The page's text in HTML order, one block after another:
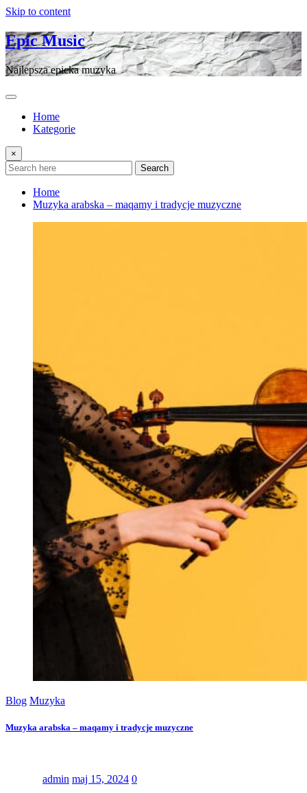
Skip to content
Epic Music
Najlepsza epicka muzyka
Home
Kategorie
×
Search
Home
Muzyka arabska – maqamy i tradycje muzyczne
Blog Muzyka
Muzyka arabska – maqamy i tradycje muzyczne
admin maj 15, 2024 0